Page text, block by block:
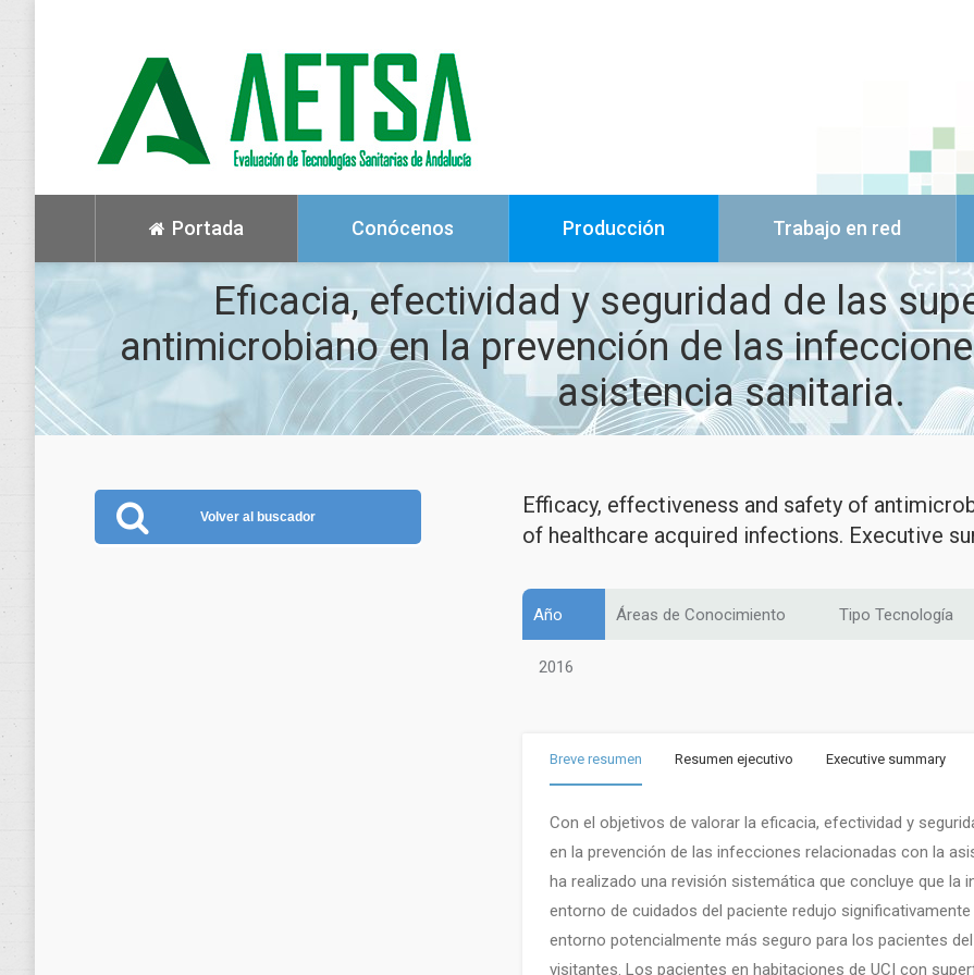
Portada Conócenos Producción Trabajo en red
Eficacia, efectividad y seguridad de las
antimicrobiano en la prevención de las
asistencia sanitaria.
Volver al buscador
Efficacy, effectiveness and safety of
of healthcare acquired infections. Executive
Año Áreas de Conocimiento Tipo Tecnología
2016
Breve resumen Resumen ejecutivo Executive summary
Con el objetivos de valorar la eficacia, efectividad y
en la prevención de las infecciones relacionadas con la
ha realizado una revisión sistemática que concluye que la
entorno de cuidados del paciente redujo
entorno potencialmente más seguro para los pacientes
visitantes. Los pacientes en habitaciones de UCI con